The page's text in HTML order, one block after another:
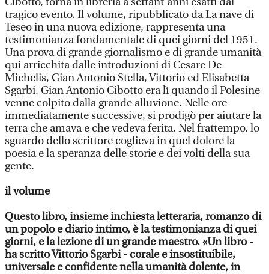
tragico evento. Il volume, ripubblicato da La nave di
Teseo in una nuova edizione, rappresenta una
testimonianza fondamentale di quei giorni del 1951.
Una prova di grande giornalismo e di grande umanità
qui arricchita dalle introduzioni di Cesare De
Michelis, Gian Antonio Stella, Vittorio ed Elisabetta
Sgarbi. Gian Antonio Cibotto era lì quando il Polesine
venne colpito dalla grande alluvione. Nelle ore
immediatamente successive, si prodigò per aiutare la
terra che amava e che vedeva ferita. Nel frattempo, lo
sguardo dello scrittore coglieva in quel dolore la
poesia e la speranza delle storie e dei volti della sua
gente.
il volume
Questo libro, insieme inchiesta letteraria, romanzo di
un popolo e diario intimo, è la testimonianza di quei
giorni, e la lezione di un grande maestro. «Un libro -
ha scritto Vittorio Sgarbi - corale e insostituibile,
universale e confidente nella umanità dolente, in